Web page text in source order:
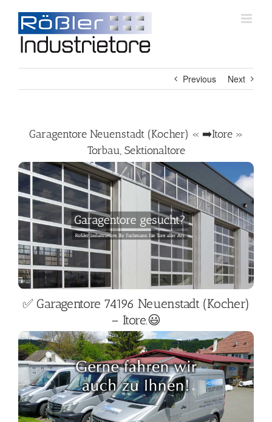
content
Previous Next
Garagentore Neuenstadt (Kocher) « ➡️Itore »
Torbau, Sektionaltore
✅ Garagentore 74196 Neuenstadt (Kocher)
– Itore.😃